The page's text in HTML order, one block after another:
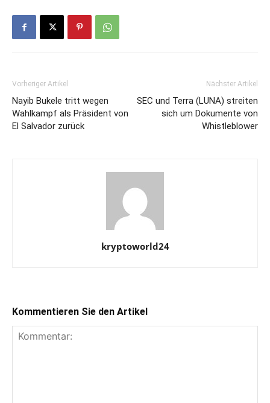
Vorheriger Artikel
Nayib Bukele tritt wegen
Wahlkampf als Präsident von
El Salvador zurück
Nächster Artikel
SEC und Terra (LUNA) streiten
sich um Dokumente von
Whistleblower
kryptoworld24
Kommentieren Sie den Artikel